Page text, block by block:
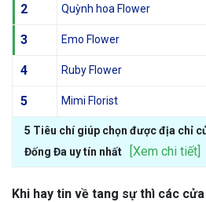
2 Quỳnh hoa Flower
3 Emo Flower
4 Ruby Flower
5 Mimi Florist
5 Tiêu chí giúp chọn được địa chỉ
Đống Đa uy tín nhất
[Xem chi tiết]
Khi hay tin về tang sự thì các